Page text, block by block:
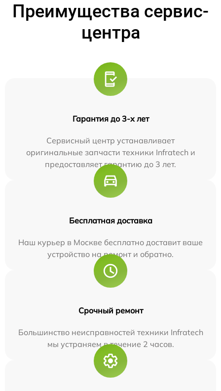
Преимущества сервис-
центра
Гарантия до 3-х лет
Сервисный центр устанавливает
оригинальные запчасти техники Infratech и
предоставляет гарантию до 3 лет.
Бесплатная доставка
Наш курьер в Москве бесплатно доставит ваше
устройство на ремонт и обратно.
Срочный ремонт
Большинство неисправностей техники Infratech
мы устраняем в течение 2 часов.